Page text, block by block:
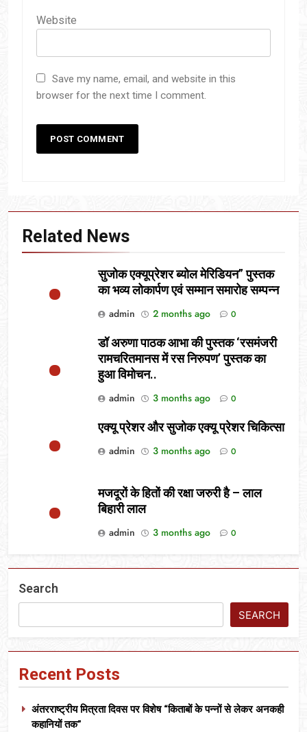
Website
Save my name, email, and website in this
browser for the next time I comment.
Related News
सुजोक एक्यूप्रेशर ब्योल मेरिडियन” पुस्तक
का भव्य लोकार्पण एवं सम्मान समारोह सम्पन्न
admin
2 months ago 0
डॉ अरुणा पाठक आभा की पुस्तक ‘रसमंजरी
रामचरितमानस में रस निरुपण’ पुस्तक का
हुआ विमोचन..
admin
3 months ago 0
एक्यू प्रेशर और सुजोक एक्यू प्रेशर चिकित्सा
admin
3 months ago 0
मजदूरों के हितों की रक्षा जरुरी है – लाल
बिहारी लाल
admin
3 months ago 0
Search
SEARCH
Recent Posts
अंतरराष्ट्रीय मित्रता दिवस पर विशेष “किताबों के पन्नों से लेकर अनकही
कहानियों तक”